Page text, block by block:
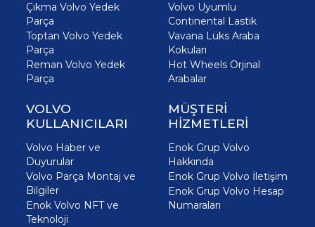
Çıkma Volvo Yedek
Parça
Toptan Volvo Yedek
Parça
Reman Volvo Yedek
Parça
Volvo Uyumlu
Continental Lastik
Vavana Lüks Araba
Kokuları
Hot Wheels Orjinal
Arabalar
VOLVO
KULLANICILARI
Volvo Haber ve
Duyurular
Volvo Parça Montaj ve
Bilgiler
Enok Volvo NFT ve
Teknoloji
MÜŞTERİ
HİZMETLERİ
Enok Grup Volvo
Hakkında
Enok Grup Volvo İletişim
Enok Grup Volvo Hesap
Numaraları